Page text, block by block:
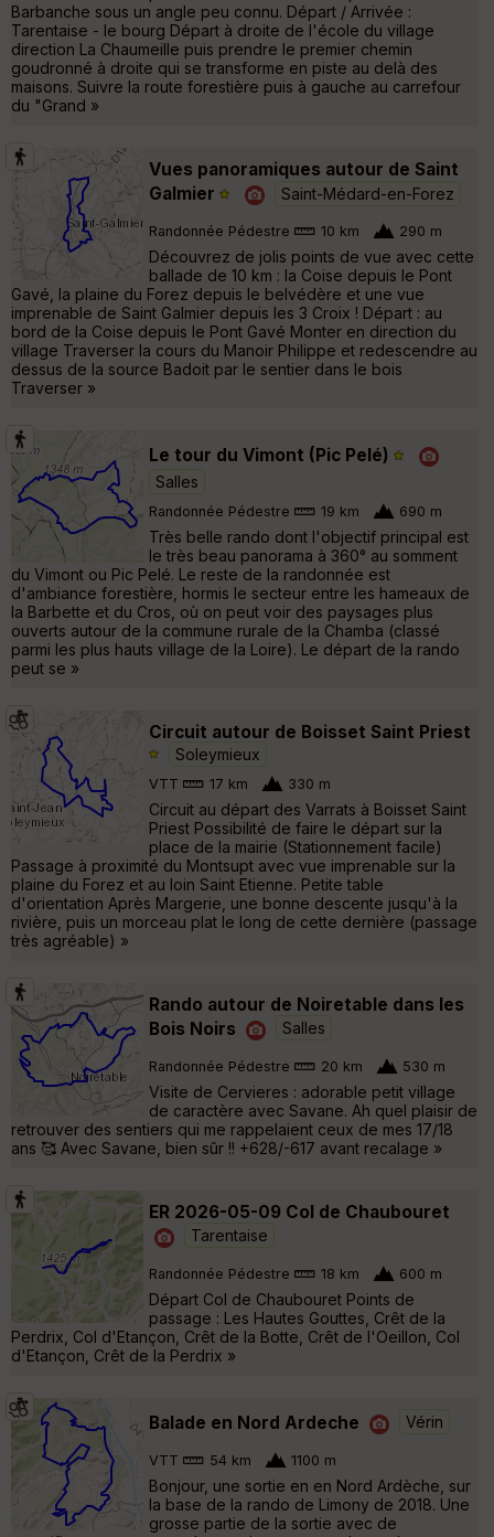
Barbanche sous un angle peu connu. Départ / Arrivée :
Tarentaise - le bourg Départ à droite de l'école du village
direction La Chaumeille puis prendre le premier chemin
goudronné à droite qui se transforme en piste au delà des
maisons. Suivre la route forestière puis à gauche au carrefour
du "Grand »
Vues panoramiques autour de Saint
Galmier
Saint-Médard-en-Forez
Randonnée Pédestre 10 km 290 m
Découvrez de jolis points de vue avec cette
ballade de 10 km : la Coise depuis le Pont
Gavé, la plaine du Forez depuis le belvédère et une vue
imprenable de Saint Galmier depuis les 3 Croix ! Départ : au
bord de la Coise depuis le Pont Gavé Monter en direction du
village Traverser la cours du Manoir Philippe et redescendre au
dessus de la source Badoit par le sentier dans le bois
Traverser »
Le tour du Vimont (Pic Pelé)
Salles
Randonnée Pédestre 19 km 690 m
Très belle rando dont l'objectif principal est
le très beau panorama à 360° au somment
du Vimont ou Pic Pelé. Le reste de la randonnée est
d'ambiance forestière, hormis le secteur entre les hameaux de
la Barbette et du Cros, où on peut voir des paysages plus
ouverts autour de la commune rurale de la Chamba (classé
parmi les plus hauts village de la Loire). Le départ de la rando
peut se »
Circuit autour de Boisset Saint Priest
Soleymieux
VTT 17 km 330 m
Circuit au départ des Varrats à Boisset Saint
Priest Possibilité de faire le départ sur la
place de la mairie (Stationnement facile)
Passage à proximité du Montsupt avec vue imprenable sur la
plaine du Forez et au loin Saint Etienne. Petite table
d'orientation Après Margerie, une bonne descente jusqu'à la
rivière, puis un morceau plat le long de cette dernière (passage
très agréable) »
Rando autour de Noiretable dans les
Bois Noirs
Salles
Randonnée Pédestre 20 km 530 m
Visite de Cervieres : adorable petit village
de caractère avec Savane. Ah quel plaisir de
retrouver des sentiers qui me rappelaient ceux de mes 17/18
ans 🥰 Avec Savane, bien sûr !! +628/-617 avant recalage »
ER 2026-05-09 Col de Chaubouret
Tarentaise
Randonnée Pédestre 18 km 600 m
Départ Col de Chaubouret Points de
passage : Les Hautes Gouttes, Crêt de la
Perdrix, Col d'Etançon, Crêt de la Botte, Crêt de l'Oeillon, Col
d'Etançon, Crêt de la Perdrix »
Balade en Nord Ardeche Vérin
VTT 54 km 1100 m
Bonjour, une sortie en en Nord Ardèche, sur
la base de la rando de Limony de 2018. Une
grosse partie de la sortie avec de